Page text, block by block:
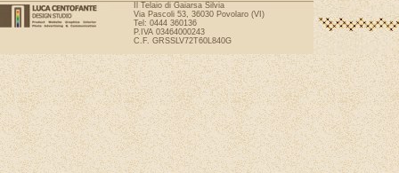
Il Telaio di Gaiarsa Silvia
Via Pascoli 53, 36030 Povolaro (VI)
Tel: 0444 360136
P.IVA 03464000243
C.F. GRSSLV72T60L840G